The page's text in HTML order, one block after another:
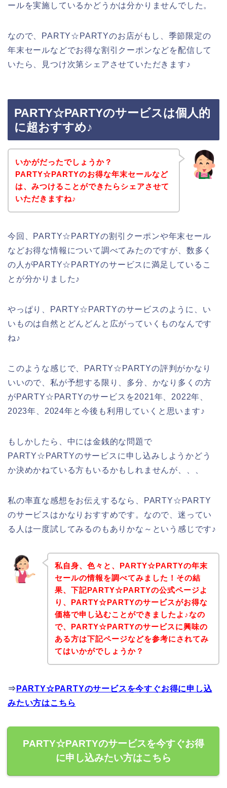
ールを実施しているかどうかは分かりませんでした。
なので、PARTY☆PARTYのお店がもし、季節限定の
年末セールなどでお得な割引クーポンなどを配信して
いたら、見つけ次第シェアさせていただきます♪
PARTY☆PARTYのサービスは個人的
に超おすすめ♪
いかがだったでしょうか？
PARTY☆PARTYのお得な年末セールなど
は、みつけることができたらシェアさせて
いただきますね♪
今回、PARTY☆PARTYの割引クーポンや年末セール
などお得な情報について調べてみたのですが、数多く
の人がPARTY☆PARTYのサービスに満足しているこ
とが分かりました♪
やっぱり、PARTY☆PARTYのサービスのように、い
いものは自然とどんどんと広がっていくものなんです
ね♪
このような感じで、PARTY☆PARTYの評判がかなり
いいので、私が予想する限り、多分、かなり多くの方
がPARTY☆PARTYのサービスを2021年、2022年、
2023年、2024年と今後も利用していくと思います♪
もしかしたら、中には金銭的な問題で
PARTY☆PARTYのサービスに申し込みしようかどう
か決めかねている方もいるかもしれませんが、、、
私の率直な感想をお伝えするなら、PARTY☆PARTY
のサービスはかなりおすすめです。なので、迷ってい
る人は一度試してみるのもありかな～という感じです♪
私自身、色々と、PARTY☆PARTYの年末
セールの情報を調べてみました！その結
果、下記PARTY☆PARTYの公式ページよ
り、PARTY☆PARTYのサービスがお得な
価格で申し込むことができましたよ♪なの
で、PARTY☆PARTYのサービスに興味の
ある方は下記ページなどを参考にされてみ
てはいかがでしょうか？
⇒ PARTY☆PARTYのサービスを今すぐお得に申し込
みたい方はこちら
PARTY☆PARTYのサービスを今すぐお得
に申し込みたい方はこちら